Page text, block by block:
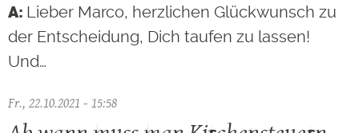
Lieber Marco, herzlichen Glückwunsch zu
der Entscheidung, Dich taufen zu lassen!
Und…
Fr., 22.10.2021 - 15:58